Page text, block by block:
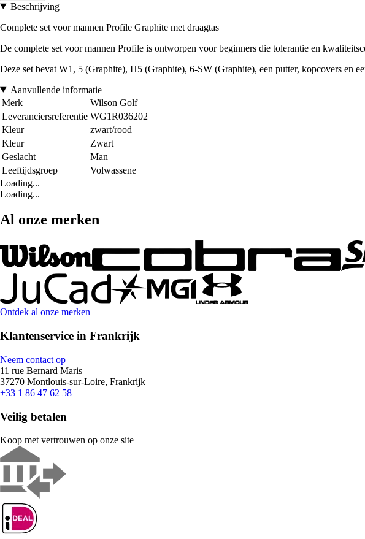
Beschrijving
Complete set voor mannen Profile Graphite met draagtas
De complete set voor mannen Profile is ontworpen voor beginners die tolerantie en
Deze set bevat W1, 5 (Graphite), H5 (Graphite), 6-SW (Graphite), een putter, kopcovers en
Aanvullende informatie
Merk
Wilson Golf
Leveranciersreferentie WG1R036202
Kleur
zwart/rood
Kleur
Zwart
Geslacht
Man
Leeftijdsgroep
Volwassene
Loading...
Loading...
Al onze merken
Ontdek al onze merken
Klantenservice in Frankrijk
Neem contact op
11 rue Bernard Maris
37270 Montlouis-sur-Loire, Frankrijk
+33 1 86 47 62 58
Veilig betalen
Koop met vertrouwen op onze site